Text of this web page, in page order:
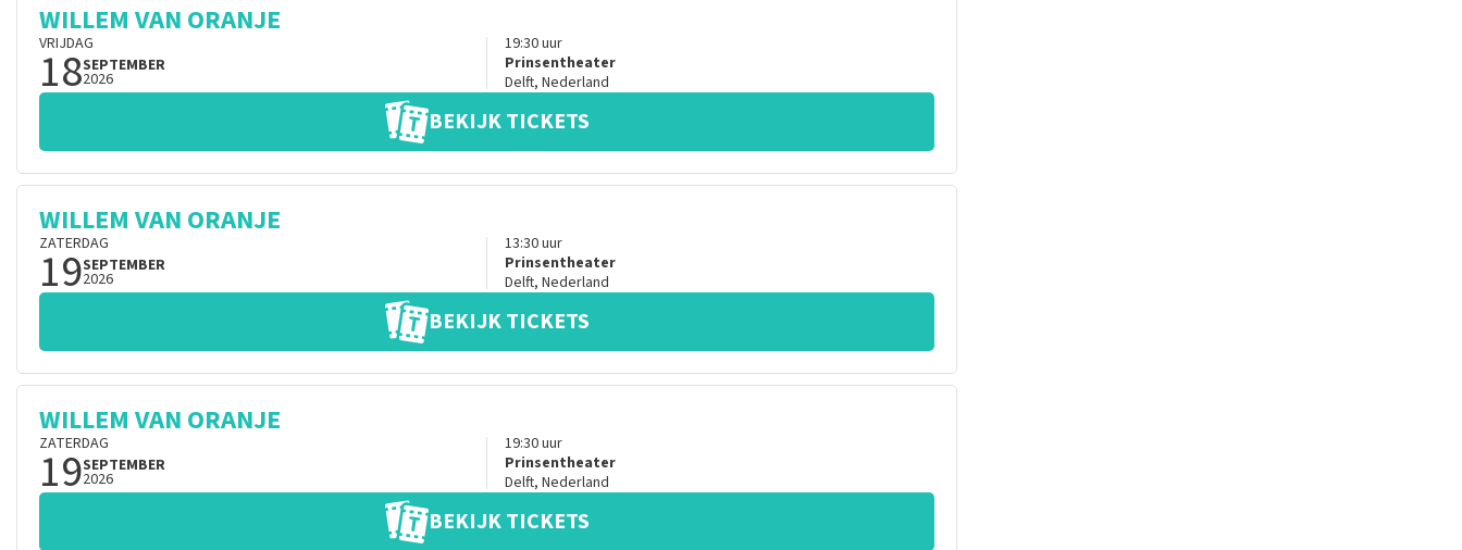
WILLEM VAN ORANJE
VRIJDAG
18SEPTEMBER
2026
19:30uur
Prinsentheater
Delft, Nederland
BEKIJK TICKETS
WILLEM VAN ORANJE
ZATERDAG
19SEPTEMBER
2026
13:30uur
Prinsentheater
Delft, Nederland
BEKIJK TICKETS
WILLEM VAN ORANJE
ZATERDAG
19SEPTEMBER
2026
19:30uur
Prinsentheater
Delft, Nederland
BEKIJK TICKETS